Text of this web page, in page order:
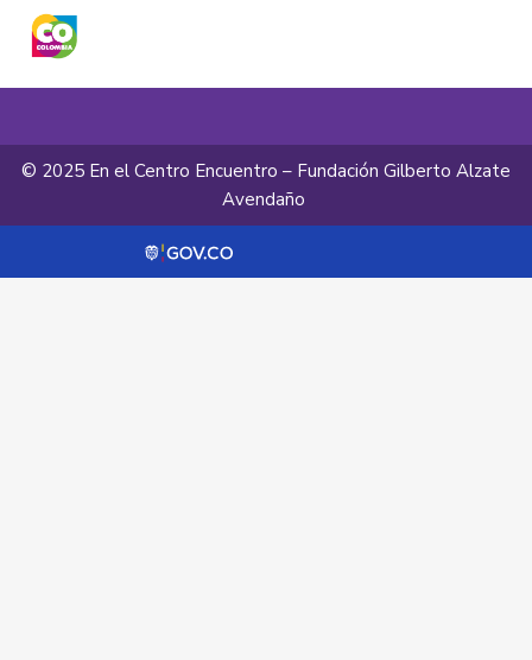
© 2025 En el Centro Encuentro – Fundación Gilberto Alzate
Avendaño